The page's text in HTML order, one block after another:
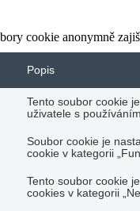
cookie anonymně
Popis
Tento soubor cookie
uživatele s
Soubor cookie je
cookie v kategorii
Tento soubor cookie
cookies v kategorii